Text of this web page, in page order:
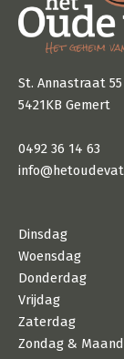
St. Annastraat 55
5421KB Gemert
0492 36 14 63
Dinsdag
Woensdag
Donderdag
Vrijdag
Zaterdag
Zondag &